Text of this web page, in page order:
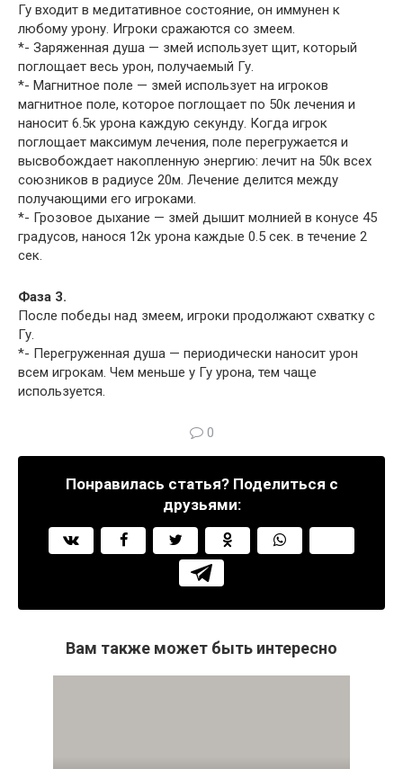
Гу входит в медитативное состояние, он иммунен к
любому урону. Игроки сражаются со змеем.
*- Заряженная душа — змей использует щит, который
поглощает весь урон, получаемый Гу.
*- Магнитное поле — змей использует на игроков
магнитное поле, которое поглощает по 50к лечения и
наносит 6.5к урона каждую секунду. Когда игрок
поглощает максимум лечения, поле перегружается и
высвобождает накопленную энергию: лечит на 50к всех
союзников в радиусе 20м. Лечение делится между
получающими его игроками.
*- Грозовое дыхание — змей дышит молнией в конусе 45
градусов, нанося 12к урона каждые 0.5 сек. в течение 2
сек.
Фаза 3.
После победы над змеем, игроки продолжают схватку с
Гу.
*- Перегруженная душа — периодически наносит урон
всем игрокам. Чем меньше у Гу урона, тем чаще
используется.
0
Понравилась статья? Поделиться с
друзьями:
Вам также может быть интересно